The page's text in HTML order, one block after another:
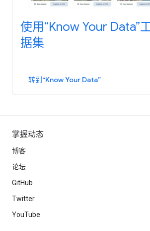
使用“Know Your Data”
据集
转到“Know Your Data”
掌握动态
博客
论坛
GitHub
Twitter
YouTube